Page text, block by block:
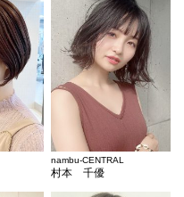
nambu-CENTRAL
村本 千優